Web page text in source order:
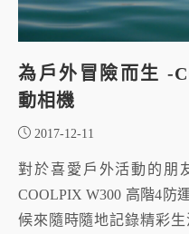
為戶外冒險而生 -
動相機
2017-12-11
對於喜愛戶外活動的朋
COOLPIX W300 高階4防
候來隨時隨地記錄精彩